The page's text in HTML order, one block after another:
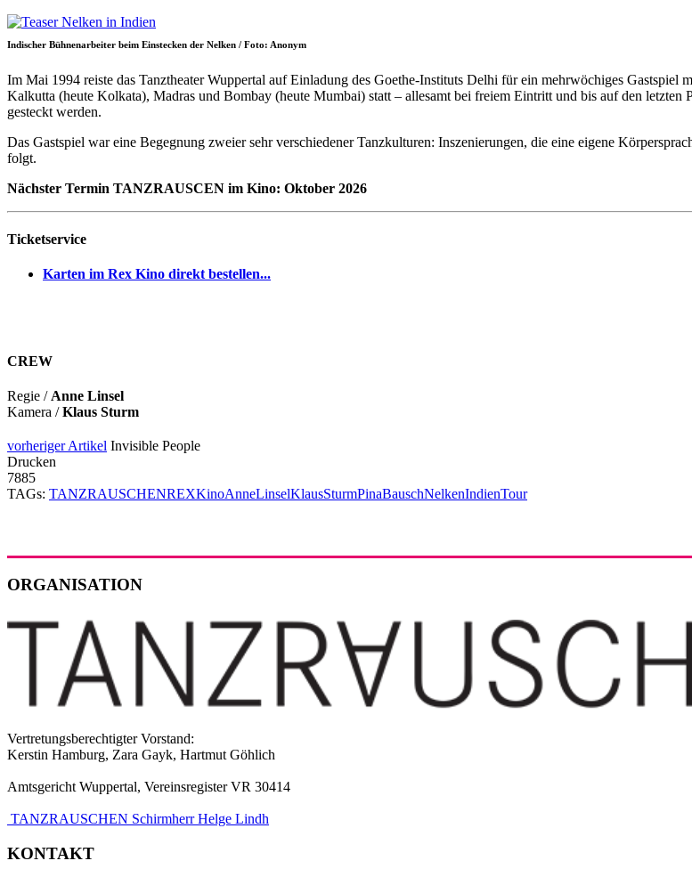
Indischer Bühnenarbeiter beim Einstecken der Nelken / Foto: Anonym
Im Mai 1994 reiste das Tanztheater Wuppertal auf Einladung des Goethe-Instituts Delhi für ein mehrwöchiges
Kalkutta (heute Kolkata), Madras und Bombay (heute Mumbai) statt – allesamt bei freiem Eintritt und bis auf den
gesteckt werden.
Das Gastspiel war eine Begegnung zweier sehr verschiedener Tanzkulturen: Inszenierungen, die eine eigene
folgt.
Nächster Termin TANZRAUSCEN im Kino: Oktober 2026
Ticketservice
Karten im Rex Kino direkt bestellen...
CREW
Regie / Anne Linsel
Kamera /Klaus Sturm
vorheriger Artikel Invisible People
Drucken
7885
TAGs: TANZRAUSCHENREXKinoAnneLinselKlausSturmPinaBauschNelkenIndienTour
ORGANISATION
Vertretungsberechtigter Vorstand:
Kerstin Hamburg, Zara Gayk, Hartmut Göhlich
Amtsgericht Wuppertal, Vereinsregister VR 30414
TANZRAUSCHEN Schirmherr Helge Lindh
KONTAKT